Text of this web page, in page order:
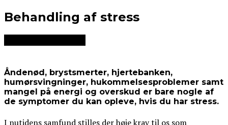
Behandling af stress
Åndenød, brystsmerter, hjertebanken,
humørsvingninger, hukommelsesproblemer samt
mangel på energi og overskud er bare nogle af
de symptomer du kan opleve, hvis du har stress.
I nutidens samfund stilles der høje krav til os som